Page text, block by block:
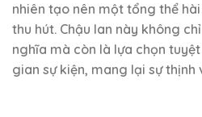
nhiên tạo nên một tổng thể
thu hút. Chậu lan này không
nghĩa mà còn là lựa chọn
gian sự kiện, mang lại sự thịnh